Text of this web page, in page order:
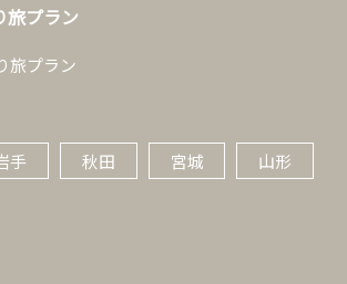
旅プラン
旅プラン
手 秋田 宮城 山形